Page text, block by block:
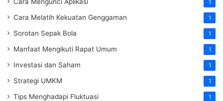
1
Cara Melatih Kekuatan Genggaman 1
Sorotan Sepak Bola 1
Manfaat Mengikuti Rapat Umum 1
Investasi dan Saham 1
Strategi UMKM 1
Tips Menghadapi Fluktuasi 1